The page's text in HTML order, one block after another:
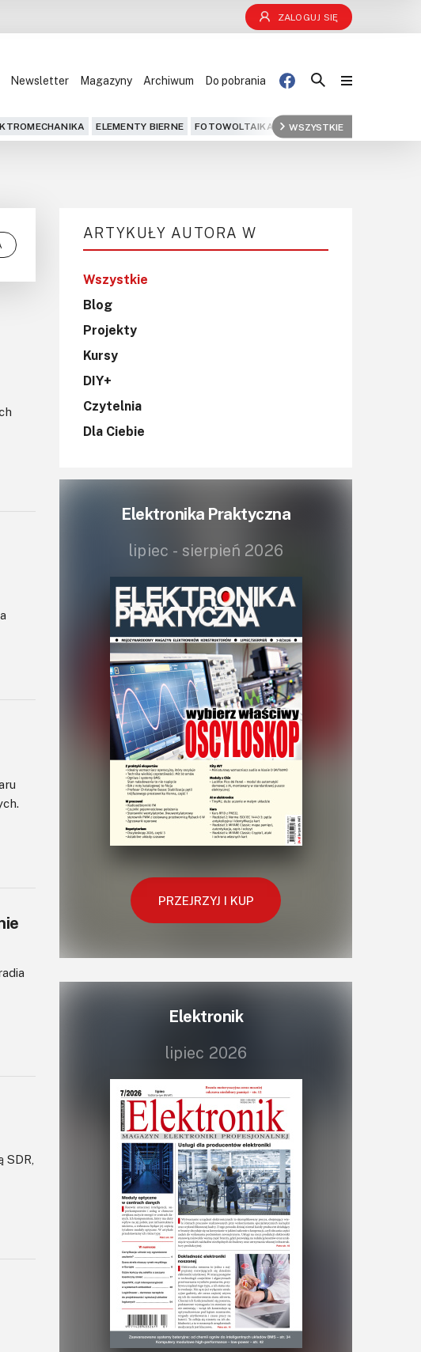
ZALOGUJ SIĘ
Newsletter Magazyny Archiwum Do pobrania
ELEMENTY BIERNE FOTOWOLTAIKA FPGA GPS
WSZYSTKIE
Blog
DIY+
Czytelnia
Archiwum
Do pobrania
ARTYKUŁY AUTORA W
Wszystkie
Blog
Projekty
Kursy
DIY+
Czytelnia
Dla Ciebie
Elektronika Praktyczna
lipiec - sierpień 2026
PRZEJRZYJ I KUP
Elektronik
lipiec 2026